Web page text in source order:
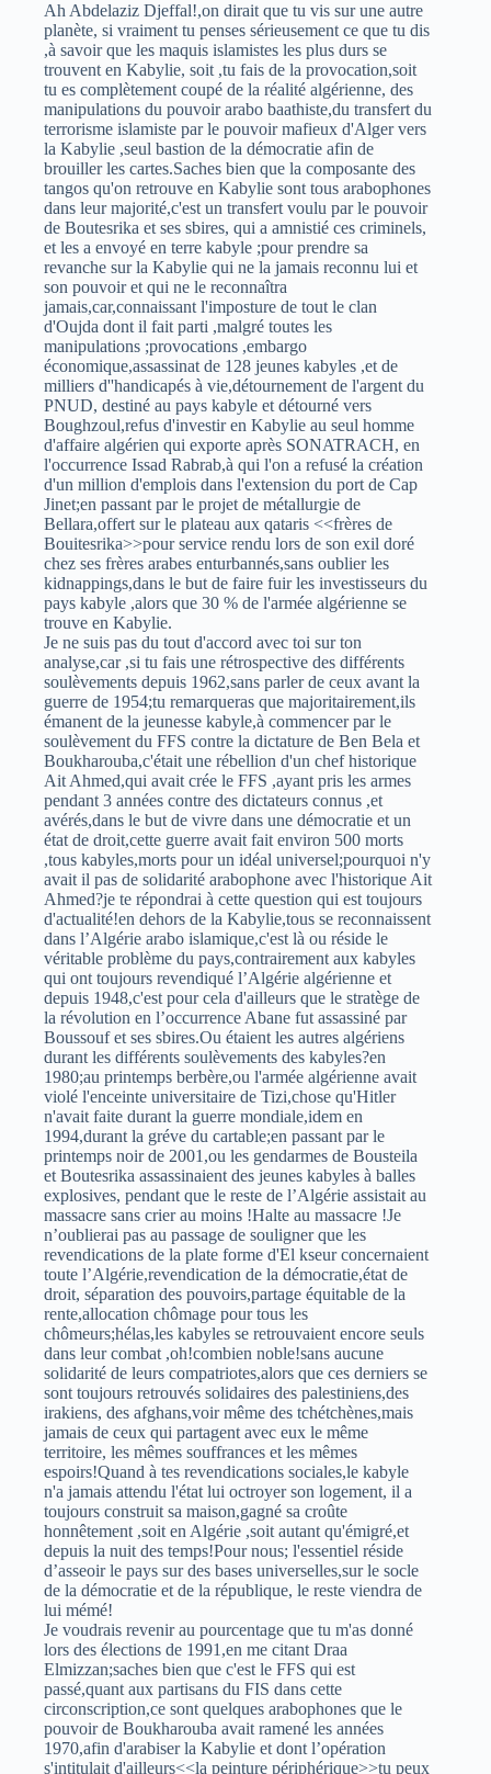
Ah Abdelaziz Djeffal!,on dirait que tu vis sur une autre
planète, si vraiment tu penses sérieusement ce que tu dis
,à savoir que les maquis islamistes les plus durs se
trouvent en Kabylie, soit ,tu fais de la provocation,soit
tu es complètement coupé de la réalité algérienne, des
manipulations du pouvoir arabo baathiste,du transfert du
terrorisme islamiste par le pouvoir mafieux d'Alger vers
la Kabylie ,seul bastion de la démocratie afin de
brouiller les cartes.Saches bien que la composante des
tangos qu'on retrouve en Kabylie sont tous arabophones
dans leur majorité,c'est un transfert voulu par le pouvoir
de Boutesrika et ses sbires, qui a amnistié ces criminels,
et les a envoyé en terre kabyle ;pour prendre sa
revanche sur la Kabylie qui ne la jamais reconnu lui et
son pouvoir et qui ne le reconnaîtra
jamais,car,connaissant l'imposture de tout le clan
d'Oujda dont il fait parti ,malgré toutes les
manipulations ;provocations ,embargo
économique,assassinat de 128 jeunes kabyles ,et de
milliers d''handicapés à vie,détournement de l'argent du
PNUD, destiné au pays kabyle et détourné vers
Boughzoul,refus d'investir en Kabylie au seul homme
d'affaire algérien qui exporte après SONATRACH, en
l'occurrence Issad Rabrab,à qui l'on a refusé la création
d'un million d'emplois dans l'extension du port de Cap
Jinet;en passant par le projet de métallurgie de
Bellara,offert sur le plateau aux qataris <<frères de
Bouitesrika>>pour service rendu lors de son exil doré
chez ses frères arabes enturbannés,sans oublier les
kidnappings,dans le but de faire fuir les investisseurs du
pays kabyle ,alors que 30 % de l'armée algérienne se
trouve en Kabylie.
Je ne suis pas du tout d'accord avec toi sur ton
analyse,car ,si tu fais une rétrospective des différents
soulèvements depuis 1962,sans parler de ceux avant la
guerre de 1954;tu remarqueras que majoritairement,ils
émanent de la jeunesse kabyle,à commencer par le
soulèvement du FFS contre la dictature de Ben Bela et
Boukharouba,c'était une rébellion d'un chef historique
Ait Ahmed,qui avait crée le FFS ,ayant pris les armes
pendant 3 années contre des dictateurs connus ,et
avérés,dans le but de vivre dans une démocratie et un
état de droit,cette guerre avait fait environ 500 morts
,tous kabyles,morts pour un idéal universel;pourquoi n'y
avait il pas de solidarité arabophone avec l'historique Ait
Ahmed?je te répondrai à cette question qui est toujours
d'actualité!en dehors de la Kabylie,tous se reconnaissent
dans l’Algérie arabo islamique,c'est là ou réside le
véritable problème du pays,contrairement aux kabyles
qui ont toujours revendiqué l’Algérie algérienne et
depuis 1948,c'est pour cela d'ailleurs que le stratège de
la révolution en l’occurrence Abane fut assassiné par
Boussouf et ses sbires.Ou étaient les autres algériens
durant les différents soulèvements des kabyles?en
1980;au printemps berbère,ou l'armée algérienne avait
violé l'enceinte universitaire de Tizi,chose qu'Hitler
n'avait faite durant la guerre mondiale,idem en
1994,durant la gréve du cartable;en passant par le
printemps noir de 2001,ou les gendarmes de Bousteila
et Boutesrika assassinaient des jeunes kabyles à balles
explosives, pendant que le reste de l’Algérie assistait au
massacre sans crier au moins !Halte au massacre !Je
n’oublierai pas au passage de souligner que les
revendications de la plate forme d'El kseur concernaient
toute l’Algérie,revendication de la démocratie,état de
droit, séparation des pouvoirs,partage équitable de la
rente,allocation chômage pour tous les
chômeurs;hélas,les kabyles se retrouvaient encore seuls
dans leur combat ,oh!combien noble!sans aucune
solidarité de leurs compatriotes,alors que ces derniers se
sont toujours retrouvés solidaires des palestiniens,des
irakiens, des afghans,voir même des tchétchènes,mais
jamais de ceux qui partagent avec eux le même
territoire, les mêmes souffrances et les mêmes
espoirs!Quand à tes revendications sociales,le kabyle
n'a jamais attendu l'état lui octroyer son logement, il a
toujours construit sa maison,gagné sa croûte
honnêtement ,soit en Algérie ,soit autant qu'émigré,et
depuis la nuit des temps!Pour nous; l'essentiel réside
d’asseoir le pays sur des bases universelles,sur le socle
de la démocratie et de la république, le reste viendra de
lui mémé!
Je voudrais revenir au pourcentage que tu m'as donné
lors des élections de 1991,en me citant Draa
Elmizzan;saches bien que c'est le FFS qui est
passé,quant aux partisans du FIS dans cette
circonscription,ce sont quelques arabophones que le
pouvoir de Boukharouba avait ramené les années
1970,afin d'arabiser la Kabylie et dont l’opération
s'intitulait d'ailleurs<<la peinture périphérique>>tu peux